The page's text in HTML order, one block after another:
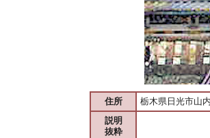
住所
栃木県日光市山
説明
抜粋